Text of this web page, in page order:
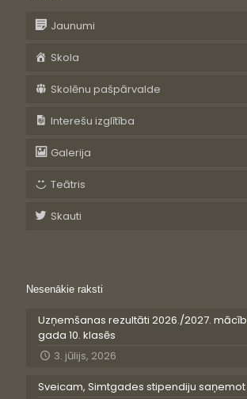
Jaunumi
Skola
Skolēnu pašpārvalde
Interešu izglītība
Galerija
Teātris
Skauti
Nesenākie raksti
Uzņemšanas rezultāti 2026./2027.
gada 10. klasēs
3. jūlijs, 2026
Sveicam, Simtgades stipendiju saņemot